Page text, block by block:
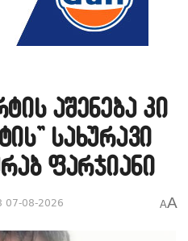
აშენება კი
სახურავი
ფარჯიანი
07-08-2026 AA